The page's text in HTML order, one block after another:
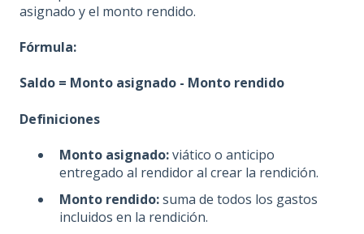
asignado y el monto rendido.
Fórmula:
Saldo = Monto asignado - Monto rendido
Definiciones
Monto asignado:viático o anticipo
entregado al rendidor al crear la rendición.
Monto rendido:suma de todos los gastos
incluidos en la rendición.